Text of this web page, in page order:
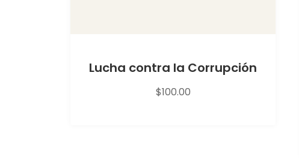
Lucha contra la Corrupción
$100.00